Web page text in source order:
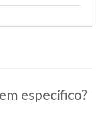
específico?